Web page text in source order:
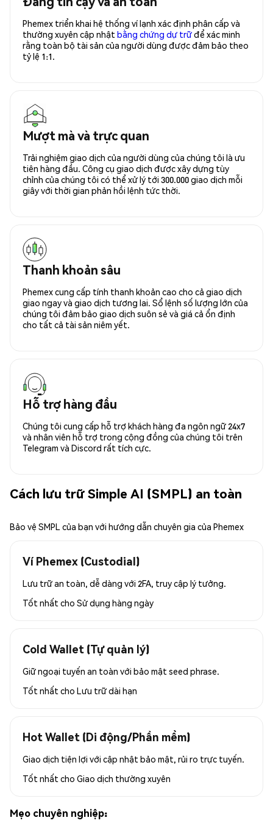
Phemex triển khai hệ thống ví lạnh xác định phân cấp và
thường xuyên cập nhật bằng chứng dự trữđể xác minh
rằng toàn bộ tài sản của người dùng được đảm bảo theo
tỷ lệ 1:1.
Mượt mà và trực quan
Trải nghiệm giao dịch của người dùng của chúng tôi là ưu
tiên hàng đầu. Công cụ giao dịch được xây dựng tùy
chỉnh của chúng tôi có thể xử lý tới 300.000 giao dịch mỗi
giây với thời gian phản hồi lệnh tức thời.
Thanh khoản sâu
Phemex cung cấp tính thanh khoản cao cho cả giao dịch
giao ngay và giao dịch tương lai. Sổ lệnh số lượng lớn của
chúng tôi đảm bảo giao dịch suôn sẻ và giá cả ổn định
cho tất cả tài sản niêm yết.
Hỗ trợ hàng đầu
Chúng tôi cung cấp hỗ trợ khách hàng đa ngôn ngữ 24x7
và nhân viên hỗ trợ trong cộng đồng của chúng tôi trên
Telegram và Discord rất tích cực.
Cách lưu trữ Simple AI (SMPL) an toàn
Bảo vệ SMPL của bạn với hướng dẫn chuyên gia của Phemex
Ví Phemex (Custodial)
Lưu trữ an toàn, dễ dàng với 2FA, truy cập lý tưởng.
Tốt nhất cho Sử dụng hàng ngày
Cold Wallet (Tự quản lý)
Giữ ngoại tuyến an toàn với bảo mật seed phrase.
Tốt nhất cho Lưu trữ dài hạn
Hot Wallet (Di động/Phần mềm)
Giao dịch tiện lợi với cập nhật bảo mật, rủi ro trực tuyến.
Tốt nhất cho Giao dịch thường xuyên
Mẹo chuyên nghiệp: